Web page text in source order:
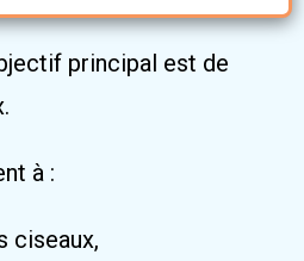
principal est de
à :
ciseaux,